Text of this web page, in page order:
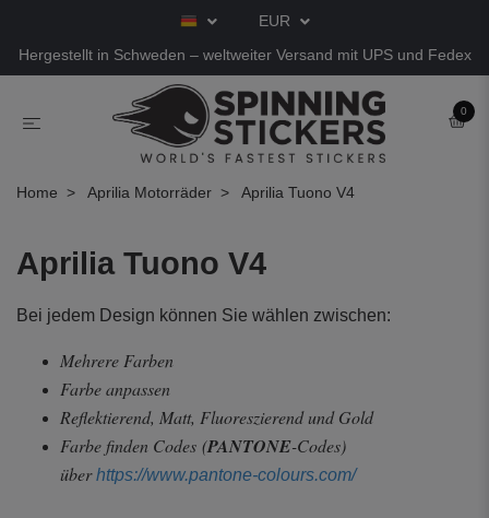
EUR
Hergestellt in Schweden – weltweiter Versand mit UPS und Fedex
0
Home Aprilia Motorräder Aprilia Tuono V4
Aprilia Tuono V4
Bei jedem Design können Sie wählen zwischen:
Mehrere Farben
Farbe anpassen
Reflektierend, Matt, Fluoreszierend und Gold
Farbe finden Codes (PANTONE-Codes)
über https://www.pantone-colours.com/